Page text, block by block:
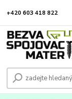
+420 603 418 822